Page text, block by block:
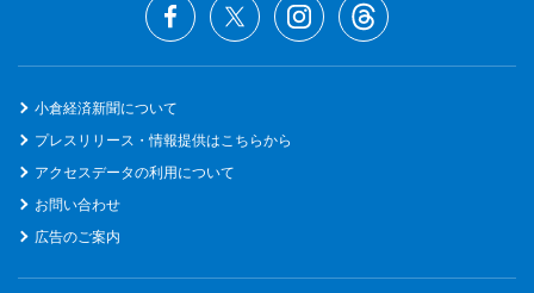
小倉経済新聞について
プレスリリース・情報提供はこちらから
アクセスデータの利用について
お問い合わせ
広告のご案内